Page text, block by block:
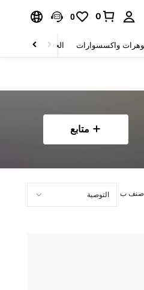
0
0
واكسسوارات الحقائب والأمتعة
متابع
صنف ب